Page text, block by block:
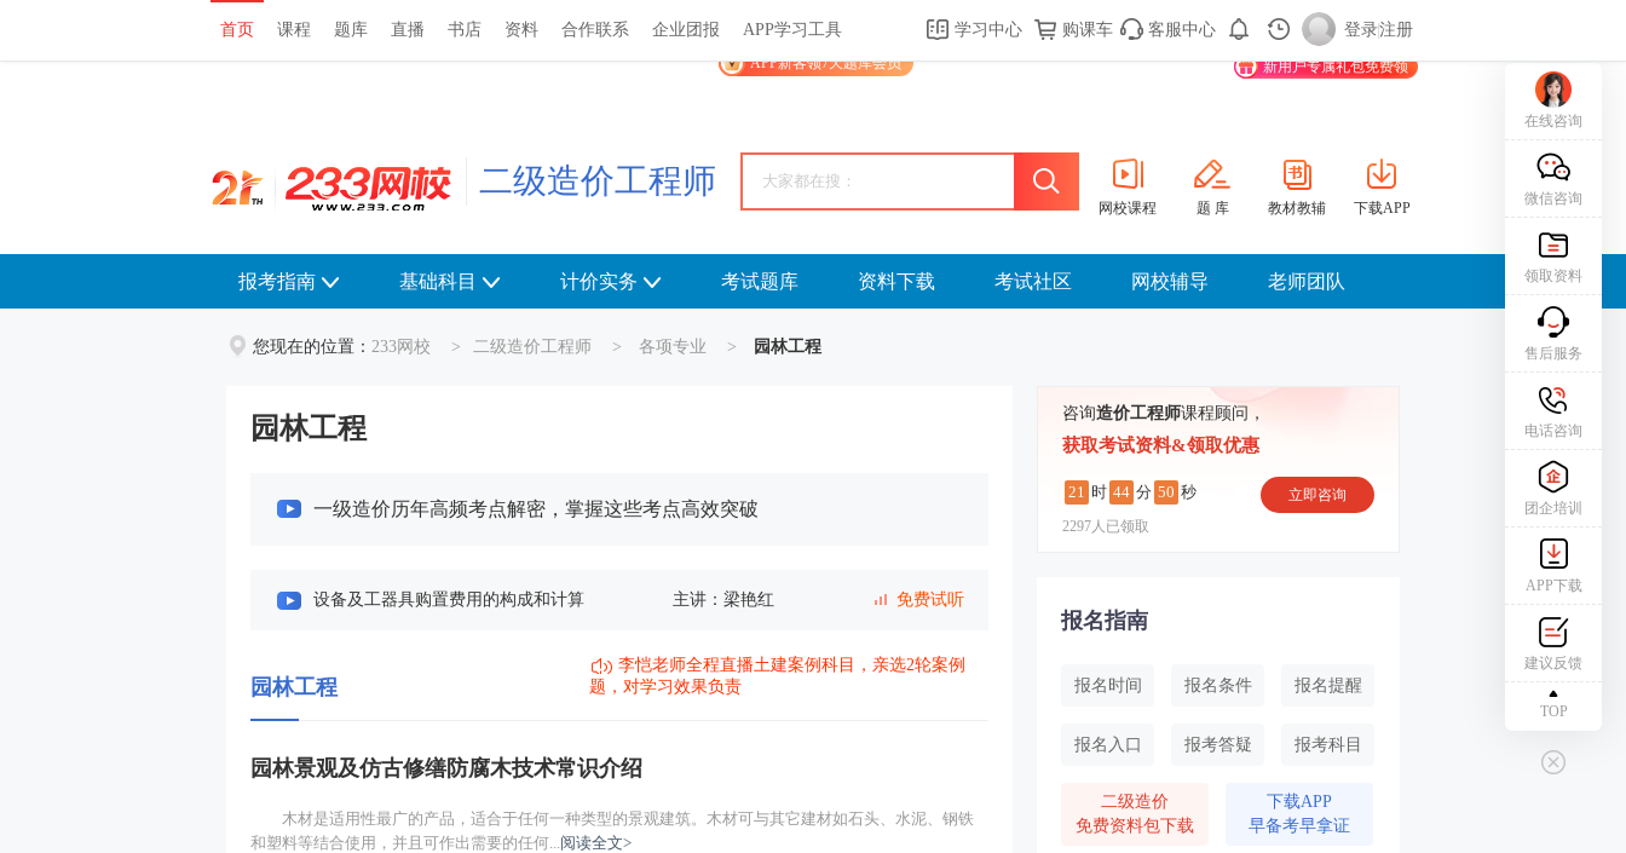
首页 课程 题库 直播 书店 资料 合作联系 企业团报 APP学习工具 学习中心 购课车 客服中心 登录|注册
首页 课程 题库 直播 书店 资料 关于我们 帮助中心 APP学习工具
APP新客领7天题库会员
渠道合作 企业团报 购课车 登录/注册
新用户专属礼包免费领
二级造价工程师
网校课程 题 库 教材教辅 下载APP
报考指南 基础科目 计价实务 考试题库 资料下载 考试社区 网校辅导 老师团队
您现在的位置： 233网校 > 二级造价工程师 > 各项专业 > 园林工程
园林工程
一级造价历年高频考点解密，掌握这些考点高效突破
设备及工器具购置费用的构成和计算 主讲：梁艳红 免费试听
主讲：梁艳红 免费试听
建筑安装工程费用构成和计算（三）
工程计价原理（一）
园林工程
李恺老师全程直播土建案例科目，亲选2轮案例
题，对学习效果负责
园林景观及仿古修缮防腐木技术常识介绍
木材是适用性最广的产品，适合于任何一种类型的景观建筑。木材可与其它建材如石头、水泥、钢铁
和塑料等结合使用，并且可作出需要的任何...阅读全文>
咨询造价工程师课程顾问，
获取考试资料&领取优惠
21 时 44 分 49 秒
2297 人已领取
立即咨询
报名指南
报名时间 报名条件 报名提醒
报名入口 报考答疑 报考科目
二级造价
免费资料包下载
下载APP
早备考早拿证
在线咨询
微信咨询
领取资料
售后服务
电话咨询
团企培训
APP下载
建议反馈
TOP